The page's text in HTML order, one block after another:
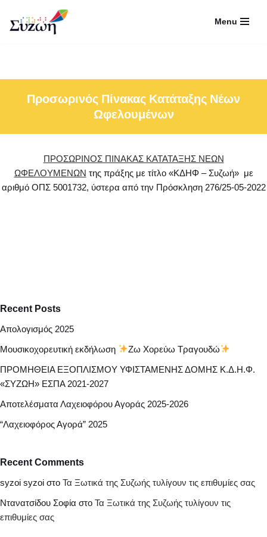
Μεταπηδήστε
Menu
Προσωρινός Πίνακας Κατάταξης Νέων
Ωφελουμένων
ΠΡΟΣΩΡΙΝΟΣ ΠΙΝΑΚΑΣ ΚΑΤΑΤΑΞΗΣ ΝΕΩΝ
ΩΦΕΛΟΥΜΕΝΩΝ της πράξης με τίτλο «ΚΔΗΦ – Συζωή» με
αριθμό ΟΠΣ 5001732, ύστερα από την Πρόσκληση 276/25-05-2022
Recent Posts
Απολογισμός 2025
Μουσικοχορευτική εκδήλωση
Ζω Χορεύω Τραγουδώ
ΠΡΟΜΗΘΕΙΑ ΕΞΟΠΛΙΣΜΟΥ ΥΦΙΣΤΑΜΕΝΗΣ ΔΟΜΗΣ Κ.Δ.Η.Φ.
«ΣΥΖΩΗ» ΕΣΠΑ 2021-2027
Αποτελέσματα Λαχειοφόρου Αγοράς 2025-2026
“Λαχειοφόρος Αγορά” 2025
Recent Comments
syzoi syzoi στο Τα Ξωτικά της Συζωής τυλίγουν τις επιθυμίες σας
Ντανατσίδου Σοφία στο Τα Ξωτικά της Συζωής τυλίγουν τις
επιθυμίες σας